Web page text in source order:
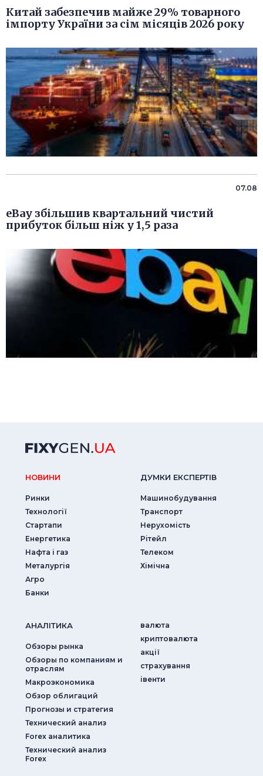
Китай забезпечив майже 29% товарного
імпорту України за сім місяців 2026 року
07.08
eBay збільшив квартальний чистий
прибуток більш ніж у 1,5 раза
НОВИНИ
Ринки
Технології
Стартапи
Енергетика
Нафта і газ
Металургія
Агро
Банки
ДУМКИ ЕКСПЕРТIВ
Машинобудування
Транспорт
Нерухомість
Рітейл
Телеком
Хімічна
АНАЛIТИКА
Обзоры рынка
Обзоры по компаниям и
отраслям
Макроэкономика
Обзор облигаций
Прогнозы и стратегия
Технический анализ
Forex аналитика
Технический анализ
Forex
валюта
криптовалюта
акції
страхування
iвенти